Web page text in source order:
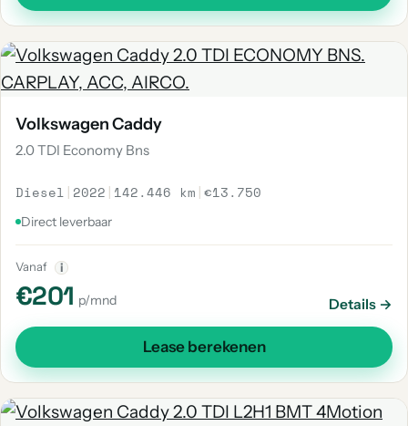
Volkswagen Caddy
2.0 TDI Economy Bns
Diesel | 2022 | 142.446 km |€13.750
Direct leverbaar
Vanaf i
€201 p/mnd Details →
Lease berekenen